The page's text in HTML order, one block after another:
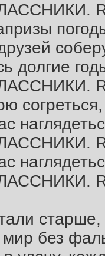
долгие
согреться,
без